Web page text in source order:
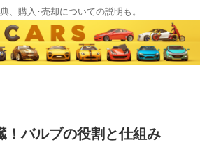
、購入･売却についての説明も。
！バルブの役割と仕組み